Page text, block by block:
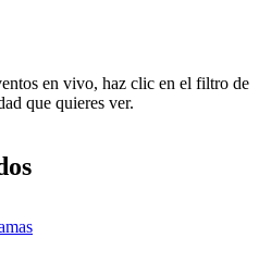
en vivo, haz clic en el filtro de
que quieres ver.